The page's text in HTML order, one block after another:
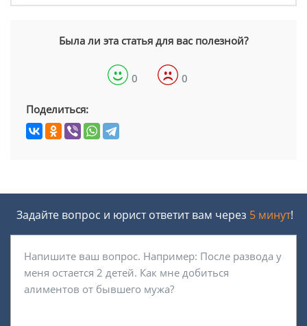
Была ли эта статья для вас полезной?
0 0
Поделиться:
Задайте вопрос и юрист ответит вам через 5 минут!